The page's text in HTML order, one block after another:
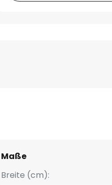
Maße
Breite (cm):